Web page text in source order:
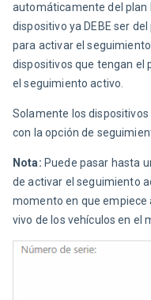
automáticamente del plan
dispositivo ya DEBE ser
para activar el
dispositivos que tengan el
el seguimiento activo.
Solamente los
con la opción de
Nota: Puede pasar hasta
de activar el seguimiento
momento en que empiece
vivo de los vehículos en el